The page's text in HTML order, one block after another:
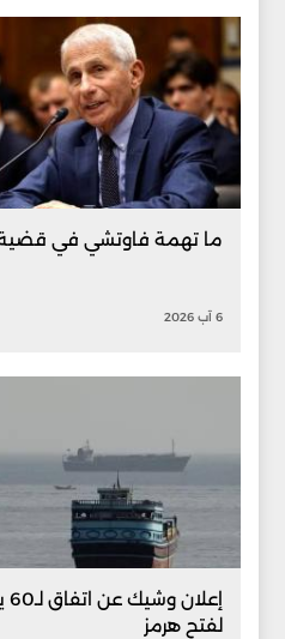
ما تهمة فاوتشي في
6 آب 2026
لفتح هرمز